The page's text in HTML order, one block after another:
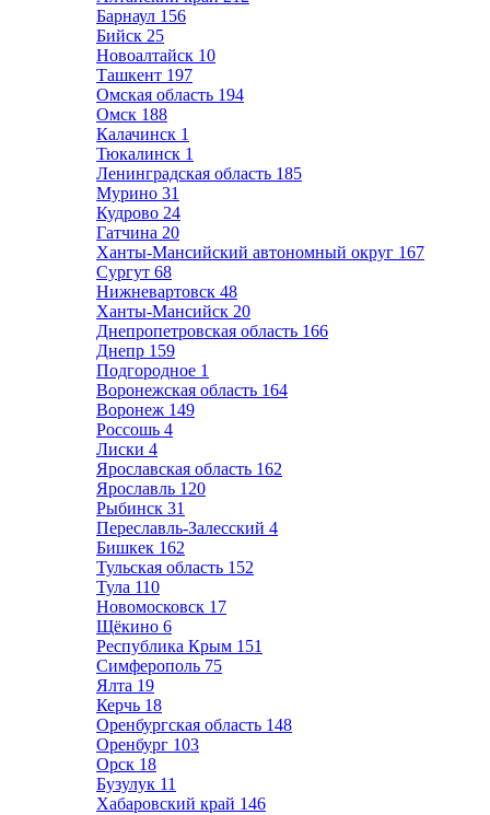
Барнаул 156
Бийск 25
Новоалтайск 10
Ташкент 197
Омская область 194
Омск 188
Калачинск 1
Тюкалинск 1
Ленинградская область 185
Мурино 31
Кудрово 24
Гатчина 20
Ханты-Мансийский автономный округ 167
Сургут 68
Нижневартовск 48
Ханты-Мансийск 20
Днепропетровская область 166
Днепр 159
Подгородное 1
Воронежская область 164
Воронеж 149
Россошь 4
Лиски 4
Ярославская область 162
Ярославль 120
Рыбинск 31
Переславль-Залесский 4
Бишкек 162
Тульская область 152
Тула 110
Новомосковск 17
Щёкино 6
Республика Крым 151
Симферополь 75
Ялта 19
Керчь 18
Оренбургская область 148
Оренбург 103
Орск 18
Бузулук 11
Хабаровский край 146